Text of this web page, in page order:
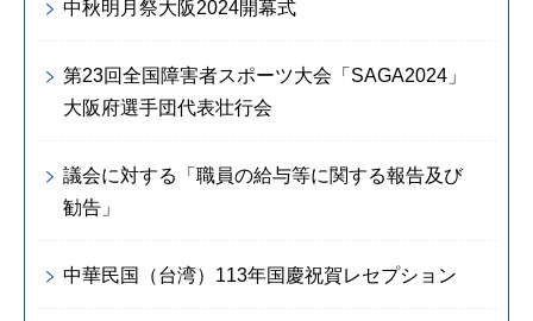
中秋明月祭大阪2024開幕式
第23回全国障害者スポーツ大会「SAGA2024」
大阪府選手団代表壮行会
議会に対する「職員の給与等に関する報告及び
勧告」
中華民国（台湾）113年国慶祝賀レセプション